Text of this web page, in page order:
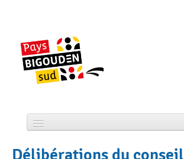
Délibérations du conseil